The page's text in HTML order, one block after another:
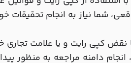
شما نیاز به انجام تحقیقات
نقض کپی رایت و یا علامت تجاری
دامنه مراجعه به منظور